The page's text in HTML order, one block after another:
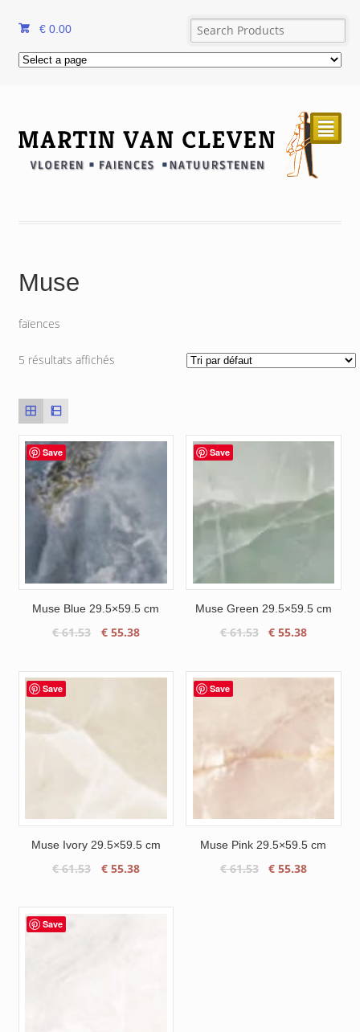
€ 0.00
²
Muse
faïences
5 résultats affichés
Save
Muse Blue 29.5×59.5 cm
€61.53
Le
€55.38Le
Save
Muse Green 29.5×59.5 cm
€61.53
Le
€ 55.38Le
€ 55.38.
Save
Muse Ivory 29.5×59.5 cm
€61.53
Le
€55.38Le
Save
Muse Pink 29.5×59.5 cm
€61.53
Le
€ 55.38Le
Save